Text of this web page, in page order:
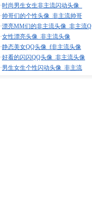
·时尚男生女生非主流闪动头像_
·帅哥们的个性头像_非主流帅哥
·漂亮MM们的非主流头像_非主流Q
·女性漂亮头像_非主流头像
·静态美女QQ头像_f非主流头像
·好看的闪闪QQ头像_非主流头像
·男生女生个性闪动头像_非主流